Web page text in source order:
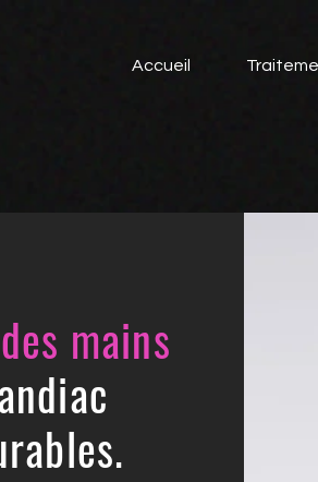
Accueil
mains